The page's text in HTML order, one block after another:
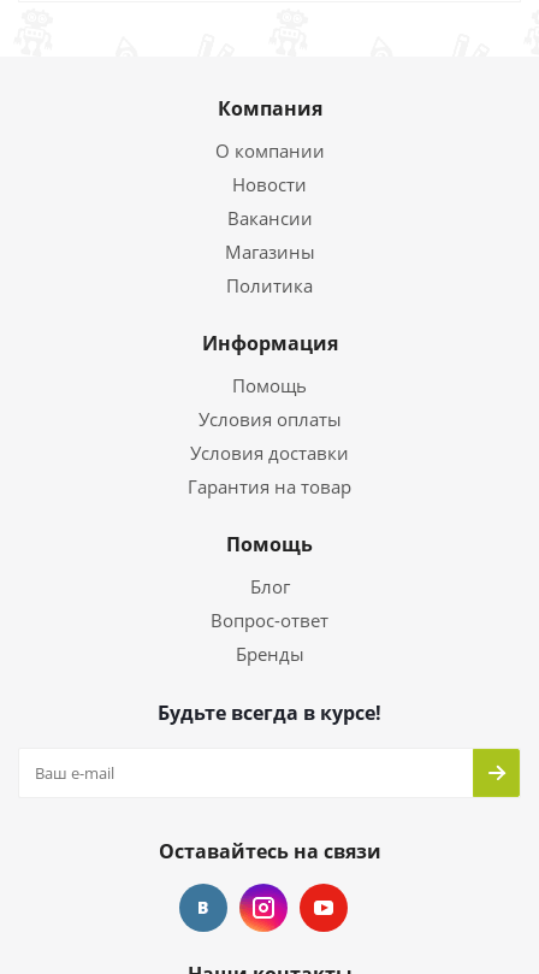
Компания
О компании
Новости
Вакансии
Магазины
Политика
Информация
Помощь
Условия оплаты
Условия доставки
Гарантия на товар
Помощь
Блог
Вопрос-ответ
Бренды
Будьте всегда в курсе!
Оставайтесь на связи